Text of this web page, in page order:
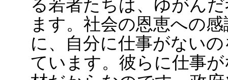
る若者たちは、ゆがん
ます。社会の恩恵への
に、自分に仕事がない
ています。彼らに仕事